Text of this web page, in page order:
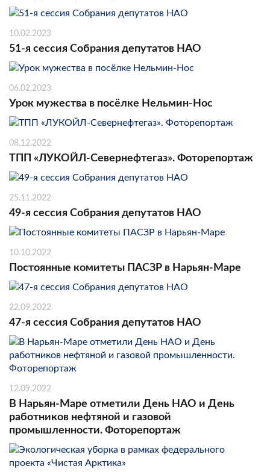
10.02.2023
51-я сессия Собрания депутатов НАО
06.02.2023
Урок мужества в посёлке Нельмин-Нос
08.12.2022
ТПП «ЛУКОЙЛ-Севернефтегаз». Фоторепортаж
25.11.2022
49-я сессия Собрания депутатов НАО
10.10.2022
Постоянные комитеты ПАСЗР в Нарьян-Маре
22.09.2022
47-я сессия Собрания депутатов НАО
12.09.2022
В Нарьян-Маре отметили День НАО и День
работников нефтяной и газовой
промышленности. Фоторепортаж